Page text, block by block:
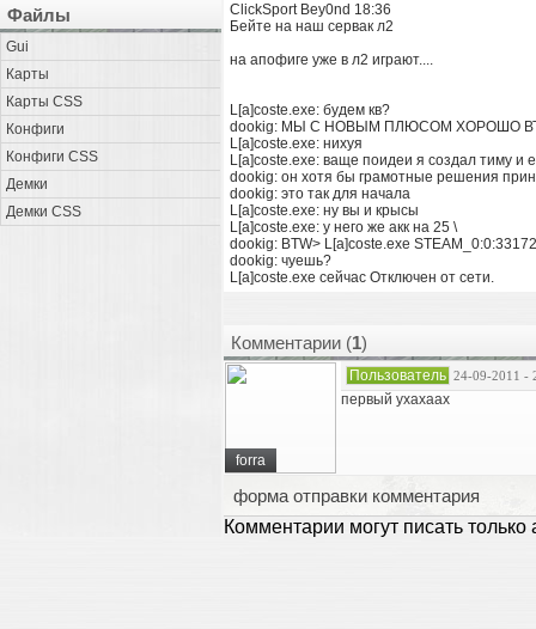
Файлы
Gui
Карты
Карты CSS
Конфиги
Конфиги CSS
Демки
Демки CSS
ClickSport Bey0nd 18:36
Бейте на наш сервак л2
на апофиге уже в л2 играют....
L[a]coste.exe: будем кв?
dookig: МЫ С НОВЫМ ПЛЮСОМ ХОРОШО
L[a]coste.exe: нихуя
L[a]coste.exe: ваще поидеи я создал тиму и
dookig: он хотя бы грамотные решения
dookig: это так для начала
L[a]coste.exe: ну вы и крысы
L[a]coste.exe: у него же акк на 25 \
dookig: BTW> L[a]coste.exe
dookig: чуешь?
L[a]coste.exe сейчас Отключен от сети.
Комментарии (1)
forra
Пользователь 24-09-2011 -
первый ухахаах
форма отправки комментария
Комментарии могут писать